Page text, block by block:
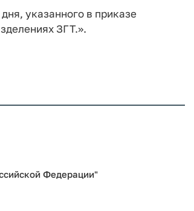
указанного в приказе
ЗГТ.».
Федерации"